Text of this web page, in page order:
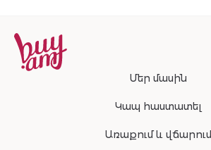
Մեր մասին
Կապ հաստատել
Առաքում և վճարում